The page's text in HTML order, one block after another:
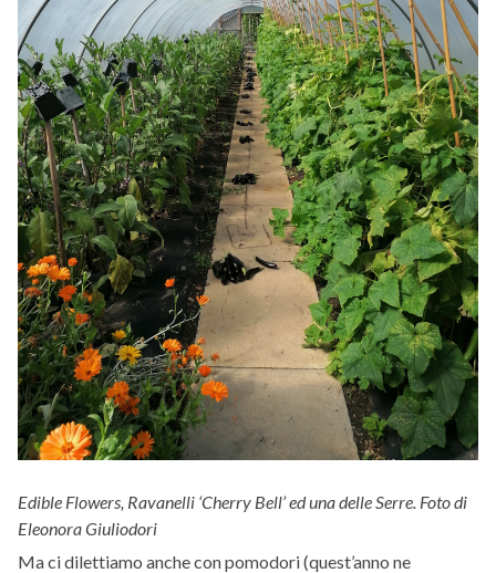
Edible Flowers, Ravanelli ‘Cherry Bell’ ed una delle Serre. Foto di
Eleonora Giuliodori
Ma ci dilettiamo anche con pomodori (quest’anno ne